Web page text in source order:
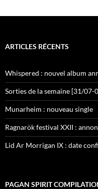
ARTICLES RÉCENTS
Whispered : nouvel album
Sorties de la semaine [31/
Munarheim : nouveau single
Ragnarök festival XXII :
Lid Ar Morrigan IX : date
PAGAN SPIRIT